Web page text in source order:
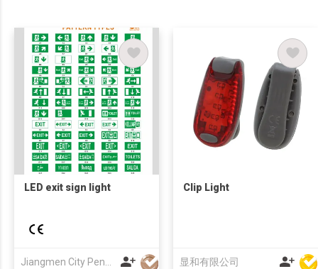
LED exit sign light
Jiangmen City Pengjiang District Qihui Lighting Electrical Appliances Co., Ltd.
Clip Light
显和有限公司